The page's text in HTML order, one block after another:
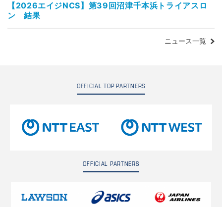
【2026エイジNCS】第39回沼津千本浜トライアスロ
ン 結果
ニュース一覧
OFFICIAL TOP PARTNERS
OFFICIAL PARTNERS